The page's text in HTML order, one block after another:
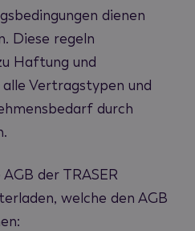
dienen
Diese regeln
Haftung und
Vertragstypen und
durch
der TRASER
welche den AGB